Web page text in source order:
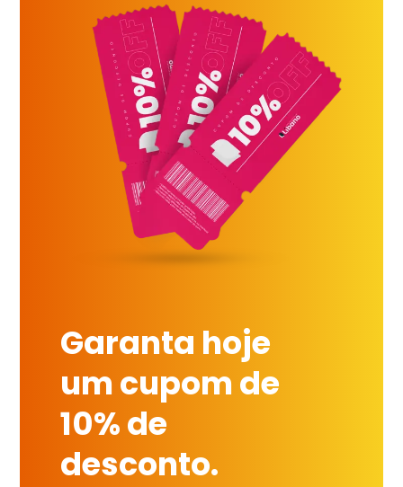
Garanta hoje
um cupom de
10% de
desconto.